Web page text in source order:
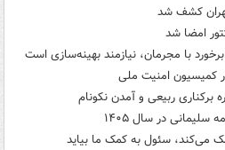
کشف شد
امضا شد
با مجرمان، نیازمند بهینه‌سازی است
کمیسیون امنیت ملی
برکناری ربیعی و آمدن نکونام
در سال ۱۴۰۵
می‌کند، سئول به کمک ما بیاید